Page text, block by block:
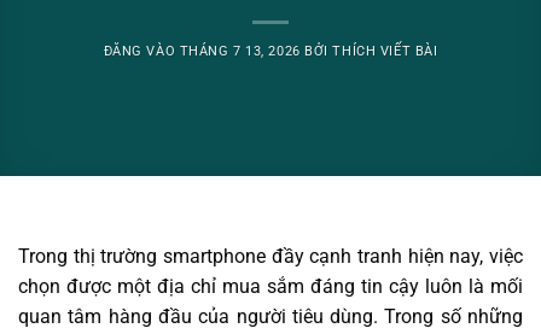
ĐĂNG VÀO THÁNG 7 13, 2026 BỞITHÍCH VIẾT BÀI
Trong thị trường smartphone đầy cạnh tranh hiện nay, việc
chọn được một địa chỉ mua sắm đáng tin cậy luôn là mối
quan tâm hàng đầu của người tiêu dùng. Trong số những